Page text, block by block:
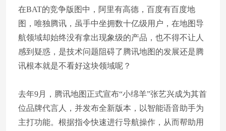
在BAT的竞争版图中，阿里有高德，百度有百度地
图，唯独腾讯，虽手中坐拥数十亿级用户，在地图导
航领域却始终没有拿出现象级的产品，也不得不让人
感到疑惑，是技术问题阻碍了腾讯地图的发展还是腾
讯根本就是不看好这块领域呢？
去年9月，腾讯地图正式宣布“小绵羊”张艺兴成为其首
位品牌代言人，并发布全新版本，以智能语音助手为
主打功能。根据指令快速进行导航操作，从而帮助用